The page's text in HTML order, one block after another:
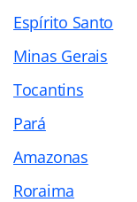
Espírito Santo
Minas Gerais
Tocantins
Pará
Amazonas
Roraima